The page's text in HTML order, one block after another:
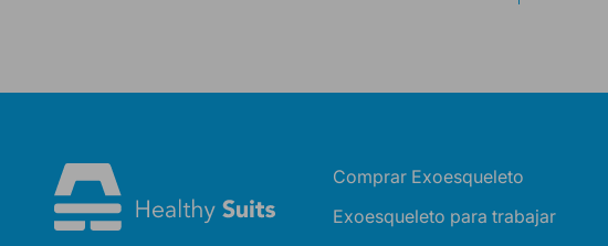
Comprar Exoesqueleto
Exoesqueleto para trabajar